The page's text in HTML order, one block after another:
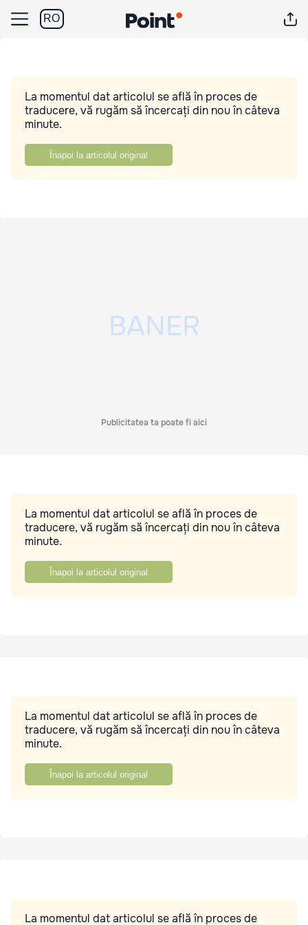
RO
La momentul dat articolul se află în proces de
traducere, vă rugăm să încercați din nou în câteva
minute.
Înapoi la articolul original
Publicitatea ta poate fi aici
La momentul dat articolul se află în proces de
traducere, vă rugăm să încercați din nou în câteva
minute.
Înapoi la articolul original
La momentul dat articolul se află în proces de
traducere, vă rugăm să încercați din nou în câteva
minute.
Înapoi la articolul original
La momentul dat articolul se află în proces de